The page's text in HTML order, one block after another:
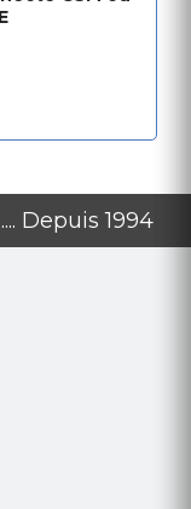
Depuis 1994